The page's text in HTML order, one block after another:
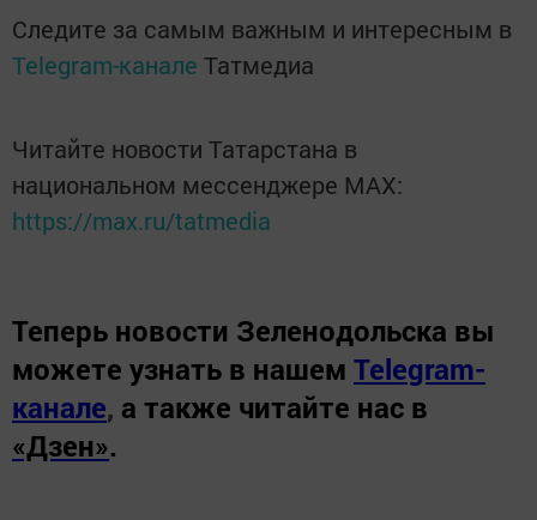
Следите за самым важным и интересным в
Telegram-канале Татмедиа
Читайте новости Татарстана в
национальном мессенджере MАХ:
https://max.ru/tatmedia
Теперь новости Зеленодольска вы
можете узнать в нашем Telegram-
канале, а также читайте нас в
«Дзен».